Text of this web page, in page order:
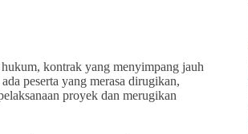
kontrak yang menyimpang jauh
peserta yang merasa dirugikan,
proyek dan merugikan